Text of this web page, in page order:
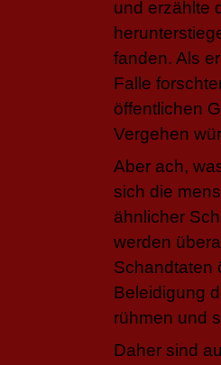
und erzählte
fanden. Als
Falle
öffentlichen
Vergehen
Aber ach,
sich die
ähnlicher
werden
Schandtaten
Beleidigung
rühmen und
Daher sind